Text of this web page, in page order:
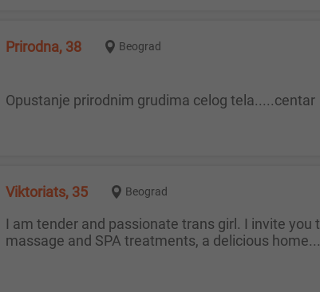
Prirodna, 38 Beograd
Opustanje prirodnim grudima celog tela.....centar
Viktoriats, 35 Beograd
I am tender and passionate trans girl. I invite you to a relaxation program, which usually lasts 3 hrs. and includes 6 types of
massage and SPA treatments, a delicious home...